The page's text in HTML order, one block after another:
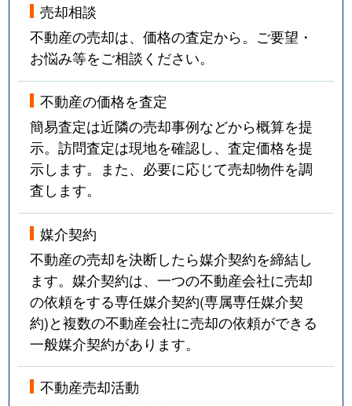
売却相談
不動産の売却は、価格の査定から。ご要望・
お悩み等をご相談ください。
不動産の価格を査定
簡易査定は近隣の売却事例などから概算を提
示。訪問査定は現地を確認し、査定価格を提
示します。また、必要に応じて売却物件を調
査します。
媒介契約
不動産の売却を決断したら媒介契約を締結し
ます。媒介契約は、一つの不動産会社に売却
の依頼をする専任媒介契約(専属専任媒介契
約)と複数の不動産会社に売却の依頼ができる
一般媒介契約があります。
不動産売却活動